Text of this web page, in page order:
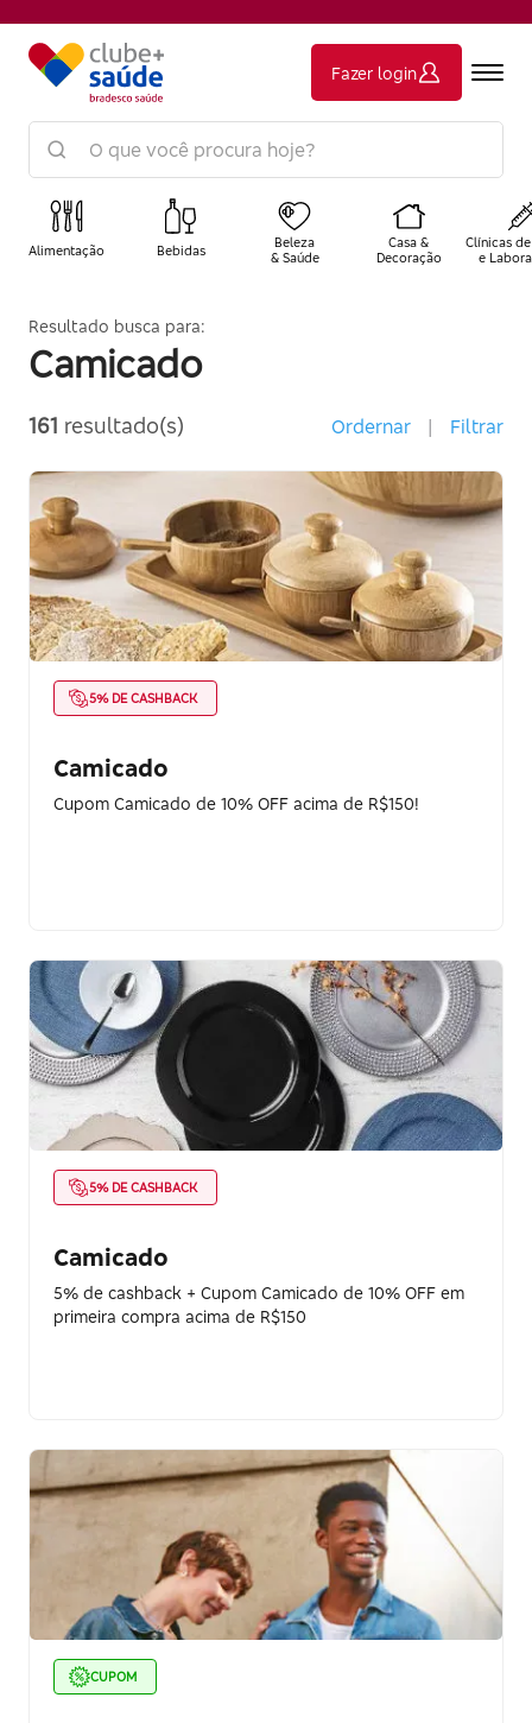
Fazer login
Alimentação Bebidas
Beleza
& Saúde
Casa &
Decoração
Clínicas
e
Resultado busca para:
Camicado
161 resultado(s) Ordernar | Filtrar
5% DE CASHBACK
Camicado
Cupom Camicado de 10% OFF acima de R$150!
5% DE CASHBACK
Camicado
5% de cashback + Cupom Camicado de 10% OFF em
primeira compra acima de R$150
CUPOM